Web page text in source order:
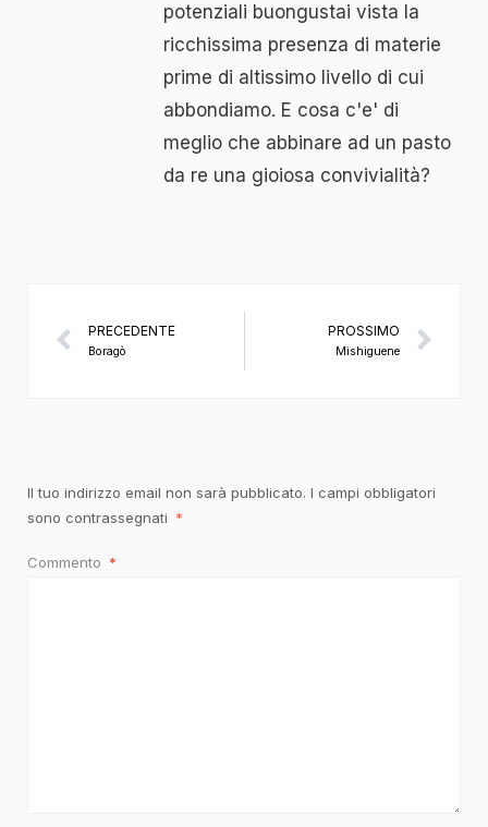
potenziali buongustai vista la
ricchissima presenza di materie
prime di altissimo livello di cui
abbondiamo. E cosa c'e' di
meglio che abbinare ad un pasto
da re una gioiosa convivialità?
PRECEDENTE
Boragò
PROSSIMO
Mishiguene
Il tuo indirizzo email non sarà pubblicato. I campi obbligatori
sono contrassegnati *
Commento *